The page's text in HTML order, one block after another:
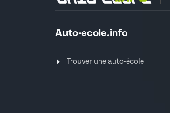
Auto-ecole.info
Trouver une auto-école